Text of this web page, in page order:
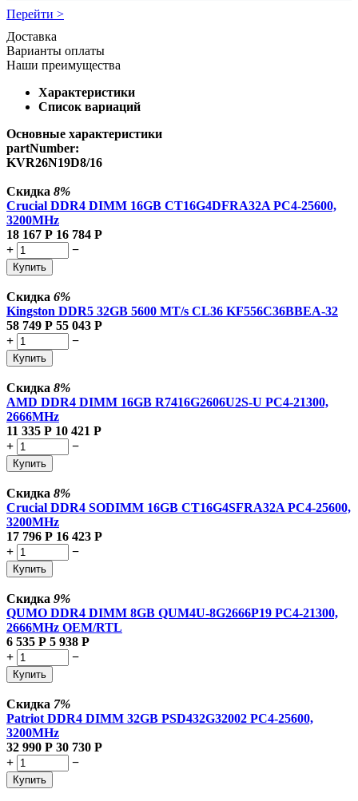
Перейти >
Доставка
Варианты оплаты
Наши преимущества
Характеристики
Список вариаций
Основные характеристики
partNumber:
KVR26N19D8/16
Скидка 8%
Crucial DDR4 DIMM 16GB CT16G4DFRA32A PC4-25600,
3200MHz
18 167 Р 16 784 Р
+
−
Купить
Скидка 6%
Kingston DDR5 32GB 5600 MT/s CL36 KF556C36BBEA-32
58 749 Р 55 043 Р
+
−
Купить
Скидка 8%
AMD DDR4 DIMM 16GB R7416G2606U2S-U PC4-21300,
2666MHz
11 335 Р 10 421 Р
+
−
Купить
Скидка 8%
Crucial DDR4 SODIMM 16GB CT16G4SFRA32A PC4-25600,
3200MHz
17 796 Р 16 423 Р
+
−
Купить
Скидка 9%
QUMO DDR4 DIMM 8GB QUM4U-8G2666P19 PC4-21300,
2666MHz OEM/RTL
6 535 Р 5 938 Р
+
−
Купить
Скидка 7%
Patriot DDR4 DIMM 32GB PSD432G32002 PC4-25600,
3200MHz
32 990 Р 30 730 Р
+
−
Купить